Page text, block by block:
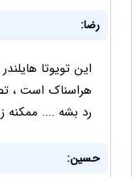
رضا:
این تویوتا
هراسناک است ،
رد بشه .... ممکنه
حسین: